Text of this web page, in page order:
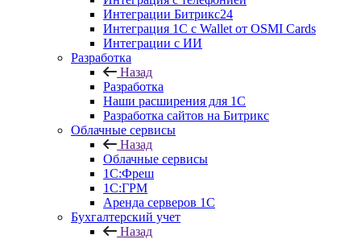
Интеграции Битрикс24
Интеграция 1С с Wallet от OSMI Cards
Интеграции с ИИ
Разработка
Назад
Разработка
Наши расширения для 1С
Разработка сайтов на Битрикс
Облачные сервисы
Назад
Облачные сервисы
1С:Фреш
1С:ГРМ
Аренда серверов 1С
Бухгалтерский учет
Назад